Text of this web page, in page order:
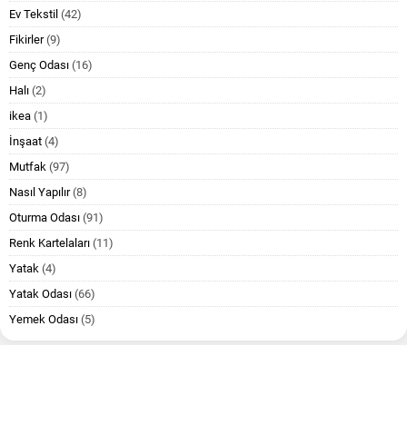
Ev Tekstil (42)
Fikirler(9)
Genç Odası (16)
Halı (2)
ikea (1)
İnşaat (4)
Mutfak (97)
Nasıl Yapılır(8)
Oturma Odası (91)
Renk Kartelaları (11)
Yatak (4)
Yatak Odası (66)
Yemek Odası (5)